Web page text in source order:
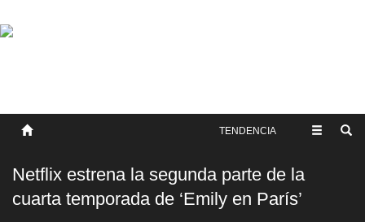
SOBRE NOSOTROS
TENDENCIA
Netflix estrena la segunda parte de la
cuarta temporada de ‘Emily en París’